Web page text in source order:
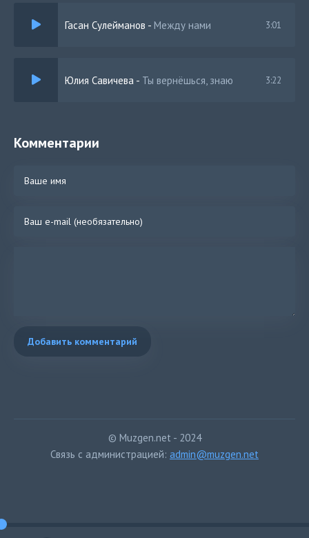
Гасан Сулейманов - Между нами 3:01
Юлия Савичева - Ты вернёшься, знаю 3:22
Комментарии
Добавить комментарий
© Muzgen.net - 2024
Связь с администрацией: admin@muzgen.net